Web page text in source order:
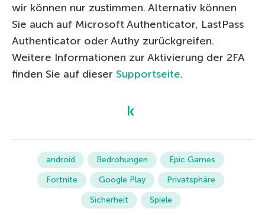
wir können nur zustimmen. Alternativ können
Sie auch auf Microsoft Authenticator, LastPass
Authenticator oder Authy zurückgreifen.
Weitere Informationen zur Aktivierung der 2FA
finden Sie auf dieser Supportseite.
android Bedrohungen
Epic Games
Fortnite
Google Play
Privatsphäre
Sicherheit
Spiele